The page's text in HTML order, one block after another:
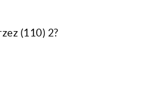
(110) 2?